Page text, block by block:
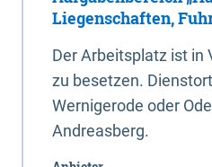
Liegenschaften,
Der Arbeitsplatz ist in
zu besetzen.
Wernigerode oder
Andreasberg.